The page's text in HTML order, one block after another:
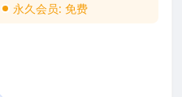
永久会员: 免费